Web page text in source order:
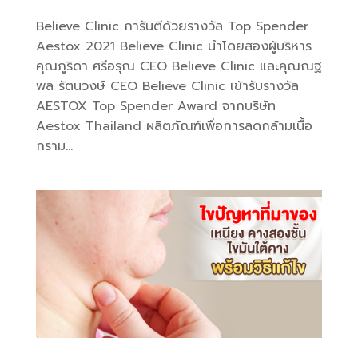
Believe Clinic การันตีด้วยรางวัล Top Spender
Aestox 2021 Believe Clinic นำโดยสองผู้บริหาร
คุณภูริดา ศรีอรุณ CEO Believe Clinic และคุณณฐ
พล รัตนวงษ์ CEO Believe Clinic เข้ารับรางวัล
AESTOX Top Spender Award จากบริษัท
Aestox Thailand ผลิตภัณฑ์เพื่อการลดกล้ามเนื้อ
กราม...